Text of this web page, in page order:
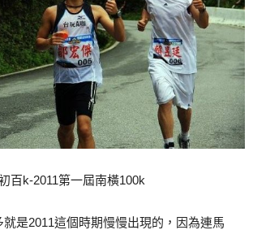
百k-2011第一屆南橫100k
是2011這個時期慢慢出現的，因為連馬